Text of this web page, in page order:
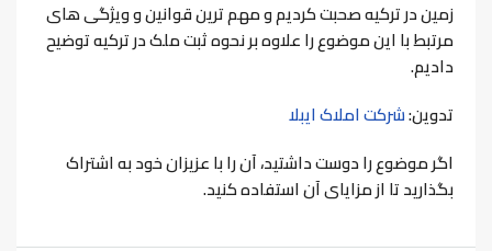
زمین در ترکیه صحبت کردیم و مهم ترین قوانین و ویژگی های
مرتبط با این موضوع را علاوه بر نحوه ثبت ملک در ترکیه توضیح
دادیم.
تدوین:شرکت املاک ایبلا
اگر موضوع را دوست داشتید، آن را با عزیزان خود به اشتراک
بگذارید تا از مزایای آن استفاده کنید.